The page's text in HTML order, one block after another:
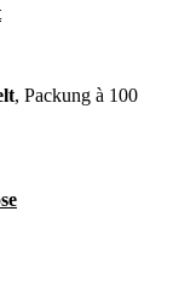
, Packung à 100